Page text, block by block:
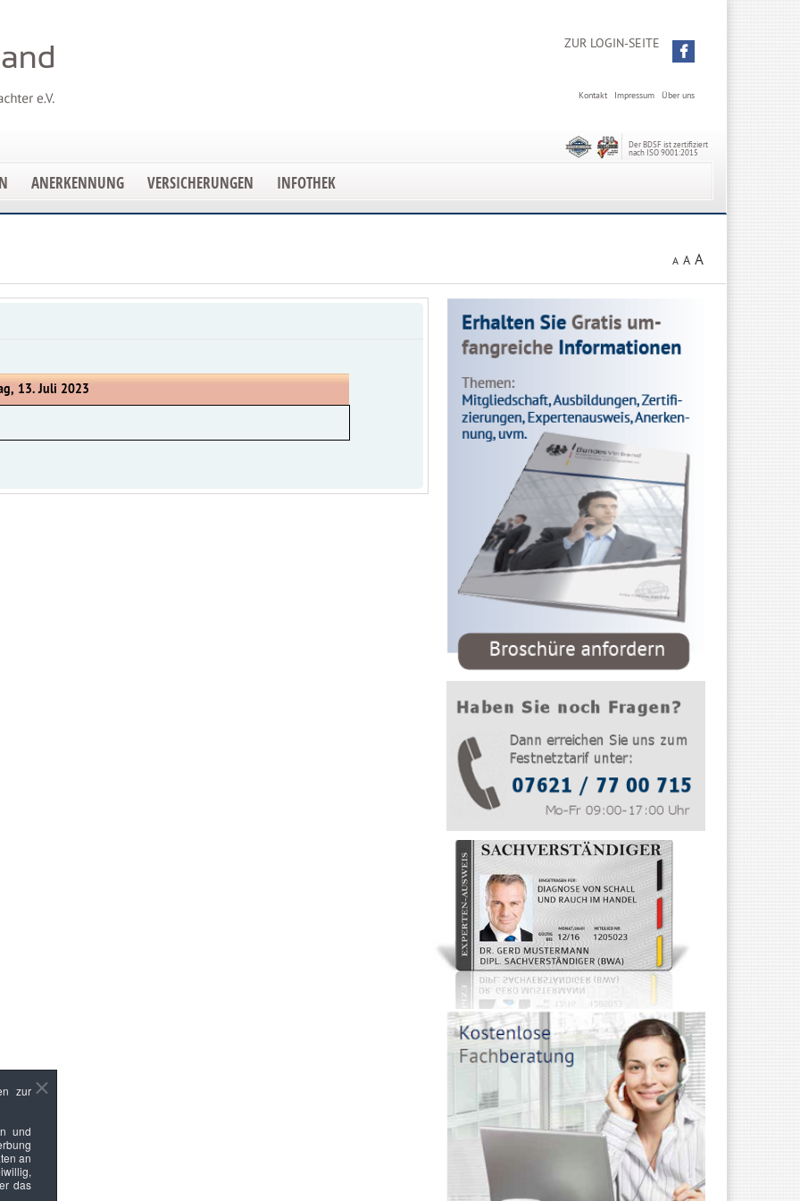
ZUR LOGIN-SEITE
Über uns
Impressum
Kontakt
Der BDSF ist zertifiziert
nach ISO 9001:2015
ANERKENNUNG VERSICHERUNGEN INFOTHEK
A A A
13. Juli 2023
zur
und
an
das